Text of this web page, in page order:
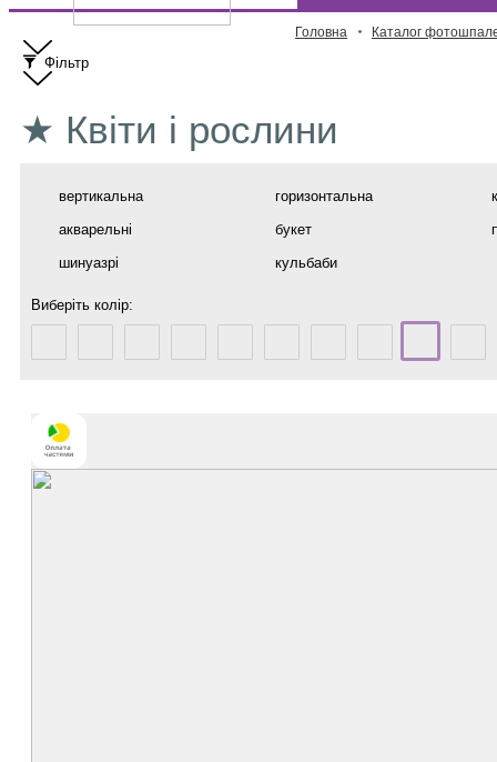
Головна Каталог
Фільтр
★ Квіти і рослини
вертикальна горизонтальна
акварельні
букет
шинуазрі
кульбаби
Виберіть колір: